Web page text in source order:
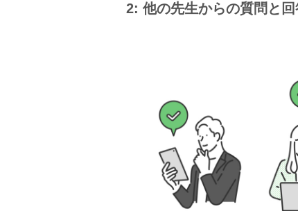
2: 他の先生からの質問と